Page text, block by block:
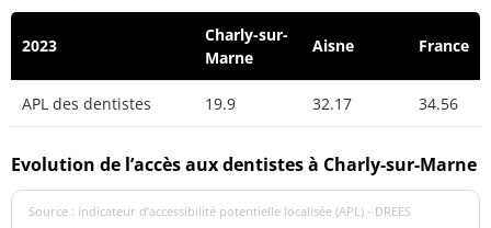
2023
Charly-sur-
Marne
Aisne France
APL des dentistes 19.9 32.17 34.56
Evolution de l’accès aux dentistes à Charly-sur-Marne
Source : indicateur d’accessibilité potentielle localisée (APL) - DREES